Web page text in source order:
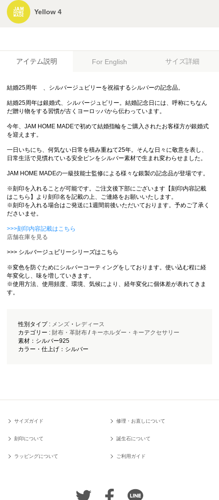
Yellow 4
アイテム説明 For English サイズ詳細
結婚25周年 、シルバージュビリーを祝福するシルバーの記念品。
結婚25周年は銀婚式、シルバージュビリー。結婚記念日には、呼称にちなん
だ贈り物をする習慣が古くヨーロッパから伝わっています。
今年、JAM HOME MADEで初めて結婚指輪をご購入されたお客様方が銀婚式
を迎えます。
一日いちにち、何気ない日常を積み重ねて25年。そんな日々に敬意を表し、
日常生活で見慣れている安全ピンをシルバー素材で生まれ変わらせました。
JAM HOME MADEの一級技能士監修による様々な銀製の記念品が登場です。
※刻印を入れることが可能です。ご注文後下部にございます【刻印内容記載
はこちら】より刻印名を記載の上、ご連絡をお願いいたします。
※刻印を入れる場合はご発送に1週間前後いただいております。予めご了承く
ださいませ。
>>>刻印内容記載はこちら
店舗在庫を見る
>>> シルバージュビリーシリーズはこちら
※変色を防ぐためにシルバーコーティングをしております。使い込む程に経
年変化し、味を増していきます。
※使用方法、使用頻度、環境、気候により、経年変化に個体差が表れてきま
す。
性別タイプ : メンズ・ レディース
カテゴリー : 財布・革財布/ キーホルダー・キーアクセサリー
素材：シルバー925
カラー・仕上げ：シルバー
サイズガイド 修理・お直しについて
刻印について 誕生石について
ラッピングについて ご利用ガイド